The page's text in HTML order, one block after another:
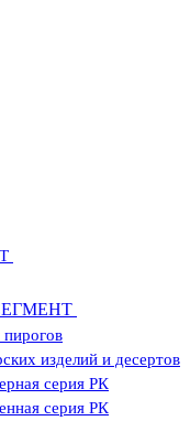
пирогов
изделий и десертов
серия РК
серия РК